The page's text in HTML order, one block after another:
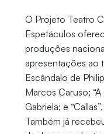
O Projeto Teatro
Espetáculos
produções
apresentações ao
Escândalo de
Marcos Caruso;
Gabriela; e
Também já